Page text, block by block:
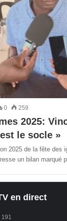
0 259
2025:
le socle »
2025 de la fête des
un bilan marqué
en direct
191